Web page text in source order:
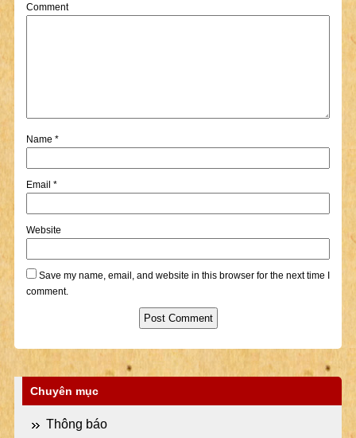
Comment
Name *
Email *
Website
Save my name, email, and website in this browser for the next time I
comment.
Chuyên mục
Thông báo